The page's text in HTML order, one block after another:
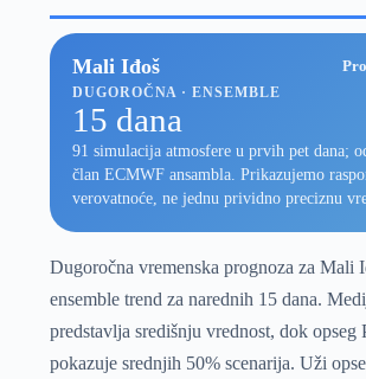
Mali Iđoš
DUGOROČNA · ENSEMBLE
15 dana
91 simulacija atmosfere u prvih pet dana;
član ECMWF ansambla. Prikazujemo
verovatnoće, ne jednu prividno preciznu
Dugoročna vremenska prognoza za Mali
ensemble trend za narednih 15 dana.
predstavlja središnju vrednost, dok opseg
pokazuje srednjih 50% scenarija. Uži